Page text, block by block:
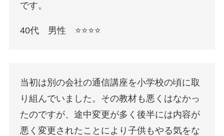
です。
40代 男性 ⭐️⭐️⭐️⭐️
当初は別の会社の通信講座を小学校の頃に取
り組んでいました。その教材も悪くはなかっ
たのですが、途中変更が多く後半には内容が
悪く変更されたことにより子供もやる気をな